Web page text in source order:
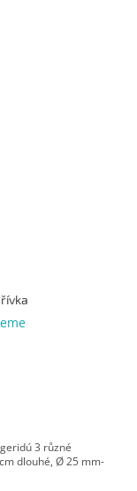
3 různé
dlouhé, Ø 25 mm-